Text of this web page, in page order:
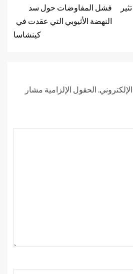
فشل المفاوضات حول سد
النهضة الأثيوبي التي عقدت في
كينشاسا
الحقول الإلزامية مشار